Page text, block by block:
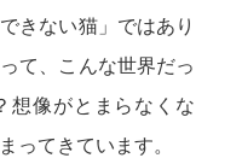
きない猫」ではあり
て、こんな世界だっ
想像がとまらなくな
ってきています。